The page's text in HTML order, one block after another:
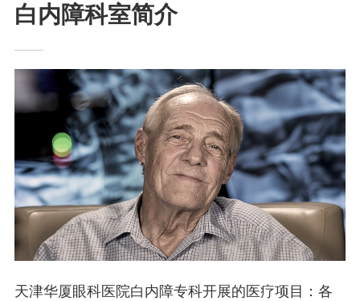
白内障科室简介
天津华厦眼科医院白内障专科开展的医疗项目：各